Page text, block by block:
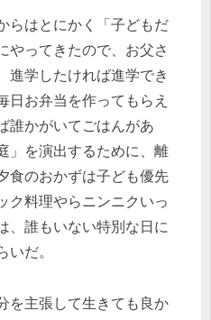
らはとにかく「子どもだ
やってきたので、お父さ
進学したければ進学でき
日お弁当を作ってもらえ
誰かがいてごはんがあ
」を演出するために、離
食のおかずは子ども優先
ク料理やらニンニクいっ
、誰もいない特別な日に
いだ。
を主張して生きても良か